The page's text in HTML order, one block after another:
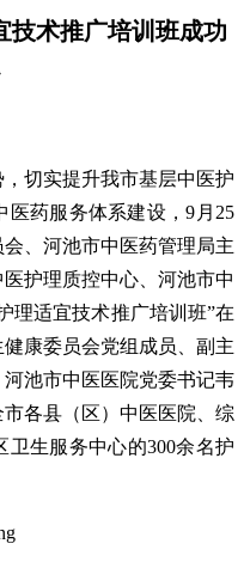
技术推广培训班成功
切实提升我市基层中医护
药服务体系建设，9月25
、河池市中医药管理局主
护理质控中心、河池市中
理适宜技术推广培训班”在
康委员会党组成员、副主
池市中医医院党委书记韦
各县（区）中医医院、综
生服务中心的300余名护